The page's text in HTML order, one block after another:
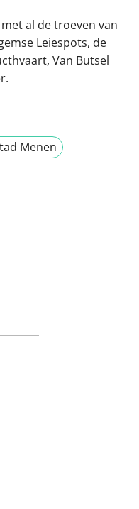
al de troeven van
Leiespots, de
Van Butsel
Menen